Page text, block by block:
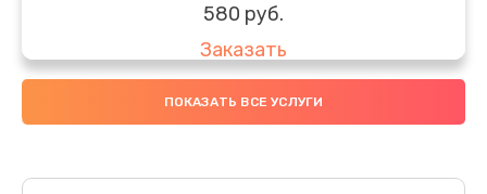
580 руб.
Заказать
Комплексная чистка
Заказать
ПОКАЗАТЬ ВСЕ УСЛУГИ